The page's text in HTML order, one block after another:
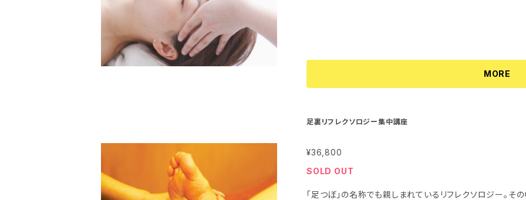
MORE
足裏リフレクソロジー集中講座
¥36,800
SOLD OUT
「足つぼ」の名称でも親しまれているリフレクソロジー。そ